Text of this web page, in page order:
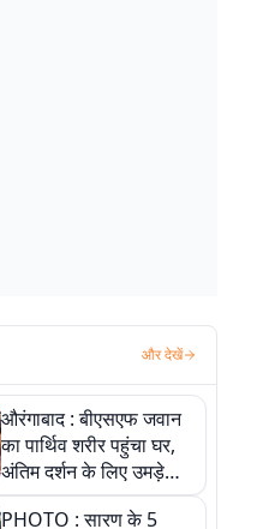
और देखें
औरंगाबाद : बीएसएफ जवान
का पार्थिव शरीर पहुंचा घर,
अंतिम दर्शन के लिए उमड़े
लोग
PHOTO : सारण के 5